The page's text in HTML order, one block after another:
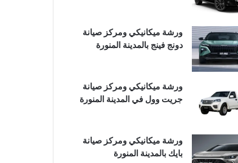
ورشة ميكانيكي ومركز صيانة
دونج فينج بالمدينة المنورة
ورشة ميكانيكي ومركز صيانة
جريت وول في المدينة المنورة
ورشة ميكانيكي ومركز صيانة
بايك بالمدينة المنورة